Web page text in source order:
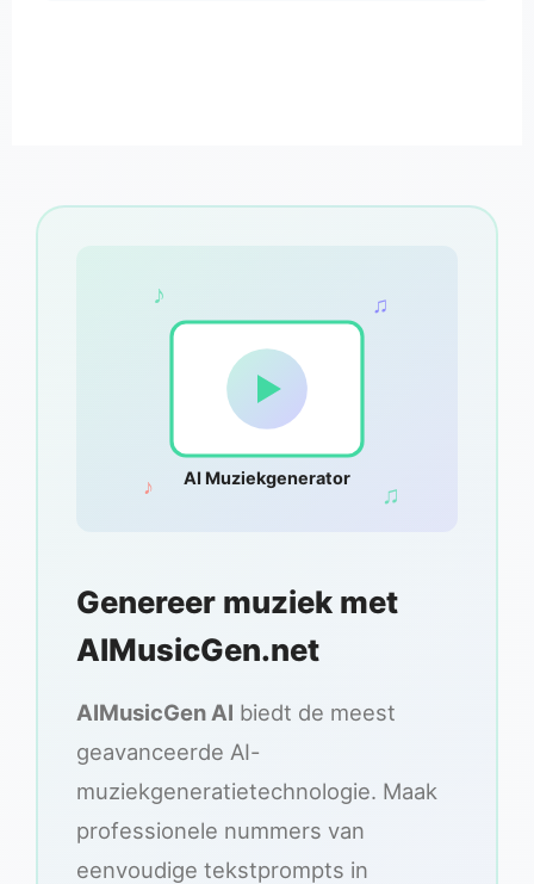
AI Muziekgenerator
♪ ♫
♪ ♫
Genereer muziek met
AIMusicGen.net
AIMusicGen AI biedt de meest
geavanceerde AI-
muziekgeneratietechnologie. Maak
professionele nummers van
eenvoudige tekstprompts in